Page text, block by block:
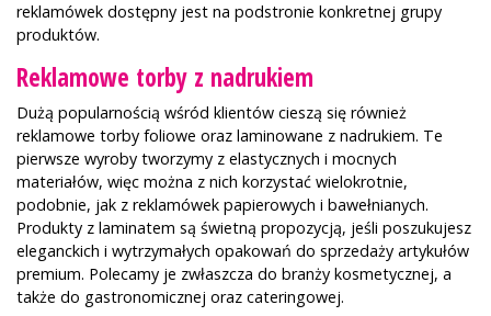
reklamówek dostępny jest na podstronie konkretnej grupy
produktów.
Reklamowe torby z nadrukiem
Dużą popularnością wśród klientów cieszą się również
reklamowe torby foliowe oraz laminowane z nadrukiem. Te
pierwsze wyroby tworzymy z elastycznych i mocnych
materiałów, więc można z nich korzystać wielokrotnie,
podobnie, jak z reklamówek papierowych i bawełnianych.
Produkty z laminatem są świetną propozycją, jeśli poszukujesz
eleganckich i wytrzymałych opakowań do sprzedaży artykułów
premium. Polecamy je zwłaszcza do branży kosmetycznej, a
także do gastronomicznej oraz cateringowej.